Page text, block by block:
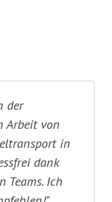
der
Arbeit von
in
dank
Teams. Ich